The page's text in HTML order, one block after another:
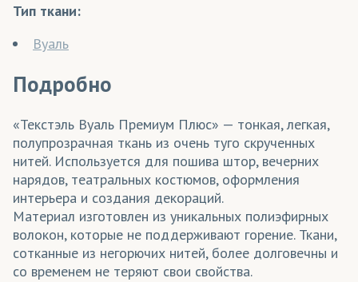
Тип ткани:
Вуаль
Подробно
«Текстэль Вуаль Премиум Плюс» — тонкая, легкая,
полупрозрачная ткань из очень туго скрученных
нитей. Используется для пошива штор, вечерних
нарядов, театральных костюмов, оформления
интерьера и создания декораций.
Материал изготовлен из уникальных полиэфирных
волокон, которые не поддерживают горение. Ткани,
сотканные из негорючих нитей, более долговечны и
со временем не теряют свои свойства.